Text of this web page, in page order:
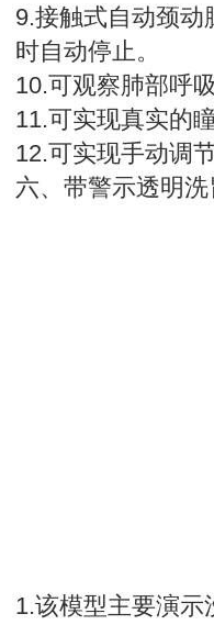
9.接触式自动颈
时自动停止。
10.可观察肺部呼
11.可实现真实的
12.可实现手动调
六、带警示透明
1.该模型主要演